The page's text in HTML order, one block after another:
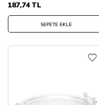
187,74TL
SEPETE EKLE